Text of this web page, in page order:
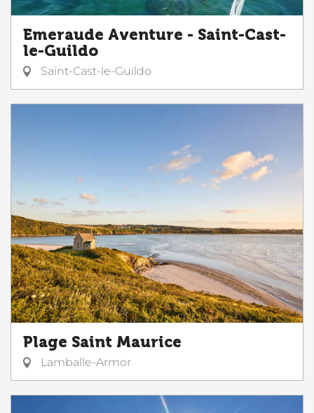
Emeraude Aventure - Saint-Cast-
le-Guildo
Saint-Cast-le-Guildo
Plage Saint Maurice
Lamballe-Armor